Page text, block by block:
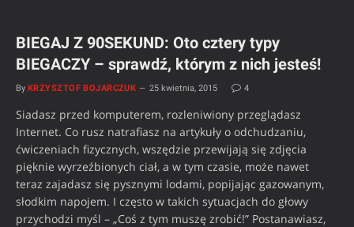
BIEGAJ Z 90SEKUND: Oto cztery typy
BIEGACZY – sprawdź, którym z nich jesteś!
By KRZYSZTOF BOJARCZUK 25 kwietnia, 2015 4
Siadasz przed komputerem, rozleniwiony przeglądasz
Internet. Co rusz natrafiasz na artykuły o odchudzaniu,
ćwiczeniach fizycznych, wszędzie przewijają się zdjęcia
pięknie wyrzeźbionych ciał, a w tym czasie, może nawet
teraz zajadasz się pysznymi lodami, popijając gazowanym,
słodkim napojem. I często w takich sytuacjach do głowy
przychodzi myśl – „Coś z tym muszę zrobić!” Postanawiasz,